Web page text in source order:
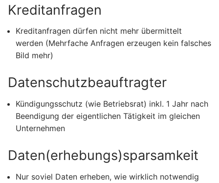
Kreditanfragen
Kreditanfragen dürfen nicht mehr übermittelt
werden (Mehrfache Anfragen erzeugen kein falsches
Bild mehr)
Datenschutzbeauftragter
Kündigungsschutz (wie Betriebsrat) inkl. 1 Jahr nach
Beendigung der eigentlichen Tätigkeit im gleichen
Unternehmen
Daten(erhebungs)sparsamkeit
Nur soviel Daten erheben, wie wirklich notwendig